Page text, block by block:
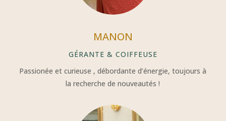
MANON
GÉRANTE & COIFFEUSE
Passionée et curieuse , débordante d’énergie, toujours à
la recherche de nouveautés !